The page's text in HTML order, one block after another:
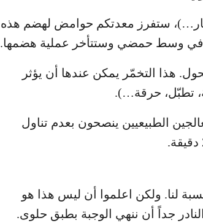
ستفرز معدتكم حوامض لهضم هذه
في وسط حمضي وستتأخر عملية هضمها.
هذا التخمّر يمكن عندها أن يؤثر
تطبّل، حرقة…).
الطبيعيين ينصحون بعدم تناول
لنا. ولكن اعلموا أن ليس هذا هو
جداً أن ننهي الوجبة بطبق حلوى.